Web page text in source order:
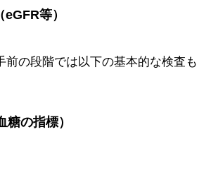
等）
前の段階では以下の基本的な検査も
の指標）